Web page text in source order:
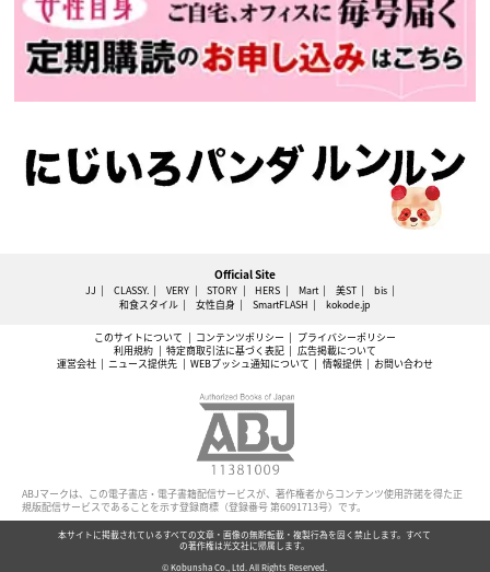
Official Site
JJ CLASSY. VERY STORY HERS Mart 美ST
bis
和食スタイル
女性自身 SmartFLASH kokode.jp
このサイトについて コンテンツポリシー
プライバシーポリシー
利用規約
特定商取引法に基づく表記
広告掲載について
運営会社
ニュース提供先 WEBプッシュ通知について 情報提供 お問い合わせ
ABJマークは、この電子書店・電子書籍配信サービスが、著作権者からコンテンツ使用許諾を得た正
規版配信サービスであることを示す登録商標（登録番号 第6091713号）です。
本サイトに掲載されているすべての文章・画像の無断転載・複製行為を固く禁止します。すべて
の著作権は光文社に帰属します。
© Kobunsha Co., Ltd. All Rights Reserved.